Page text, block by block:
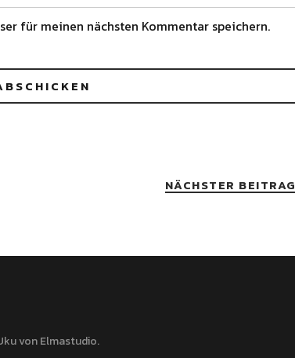
für meinen nächsten Kommentar speichern.
NÄCHSTER BEITRAG
vonElmastudio